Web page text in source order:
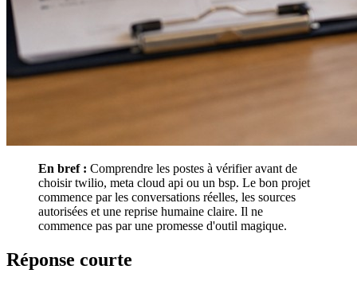
En bref : Comprendre les postes à vérifier avant de
choisir twilio, meta cloud api ou un bsp. Le bon projet
commence par les conversations réelles, les sources
autorisées et une reprise humaine claire. Il ne
commence pas par une promesse d'outil magique.
Réponse courte